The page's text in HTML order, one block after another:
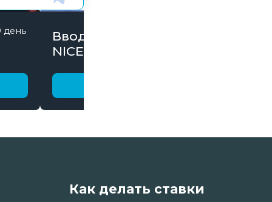
день
Вводи Промокод
NICE15000 и забирай
Как делать ставки